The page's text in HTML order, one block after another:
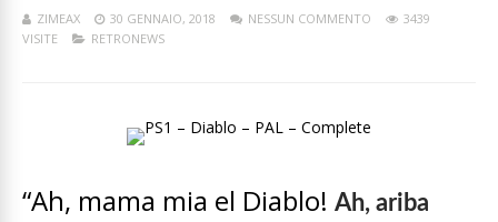
ZIMEAX 30 GENNAIO, 2018 NESSUN COMMENTO
3439
VISITE
RETRONEWS
“Ah, mama mia el Diablo! Ah, ariba